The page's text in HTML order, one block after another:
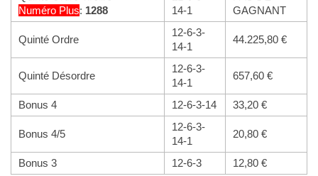
Numéro Plus: 1288
14-1
GAGNANT
Quinté Ordre
12-6-3-
14-1
44.225,80 €
Quinté Désordre
12-6-3-
14-1
657,60 €
Bonus 4 12-6-3-14 33,20 €
Bonus 4/5
12-6-3-
14-1
20,80 €
Bonus 3 12-6-3 12,80 €